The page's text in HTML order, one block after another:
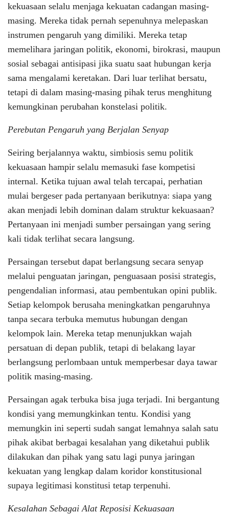
kekuasaan selalu menjaga kekuatan cadangan masing-
masing. Mereka tidak pernah sepenuhnya melepaskan
instrumen pengaruh yang dimiliki. Mereka tetap
memelihara jaringan politik, ekonomi, birokrasi, maupun
sosial sebagai antisipasi jika suatu saat hubungan kerja
sama mengalami keretakan. Dari luar terlihat bersatu,
tetapi di dalam masing-masing pihak terus menghitung
kemungkinan perubahan konstelasi politik.
Perebutan Pengaruh yang Berjalan Senyap
Seiring berjalannya waktu, simbiosis semu politik
kekuasaan hampir selalu memasuki fase kompetisi
internal. Ketika tujuan awal telah tercapai, perhatian
mulai bergeser pada pertanyaan berikutnya: siapa yang
akan menjadi lebih dominan dalam struktur kekuasaan?
Pertanyaan ini menjadi sumber persaingan yang sering
kali tidak terlihat secara langsung.
Persaingan tersebut dapat berlangsung secara senyap
melalui penguatan jaringan, penguasaan posisi strategis,
pengendalian informasi, atau pembentukan opini publik.
Setiap kelompok berusaha meningkatkan pengaruhnya
tanpa secara terbuka memutus hubungan dengan
kelompok lain. Mereka tetap menunjukkan wajah
persatuan di depan publik, tetapi di belakang layar
berlangsung perlombaan untuk memperbesar daya tawar
politik masing-masing.
Persaingan agak terbuka bisa juga terjadi. Ini bergantung
kondisi yang memungkinkan tentu. Kondisi yang
memungkin ini seperti sudah sangat lemahnya salah satu
pihak akibat berbagai kesalahan yang diketahui publik
dilakukan dan pihak yang satu lagi punya jaringan
kekuatan yang lengkap dalam koridor konstitusional
supaya legitimasi konstitusi tetap terpenuhi.
Kesalahan Sebagai Alat Reposisi Kekuasaan